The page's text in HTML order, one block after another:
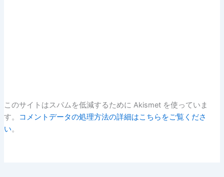
このサイトはスパムを低減するために Akismet を使っていま
す。
コメントデータの処理方法の詳細はこちらをご覧くださ
い。